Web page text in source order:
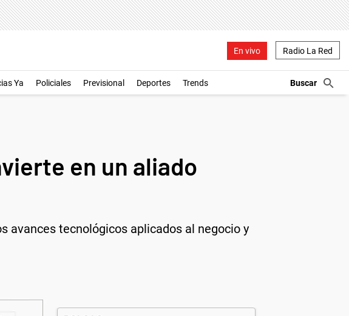
En vivo Radio La Red
Ya Policiales Previsional Deportes Trends
en un aliado
avances tecnológicos aplicados al negocio y